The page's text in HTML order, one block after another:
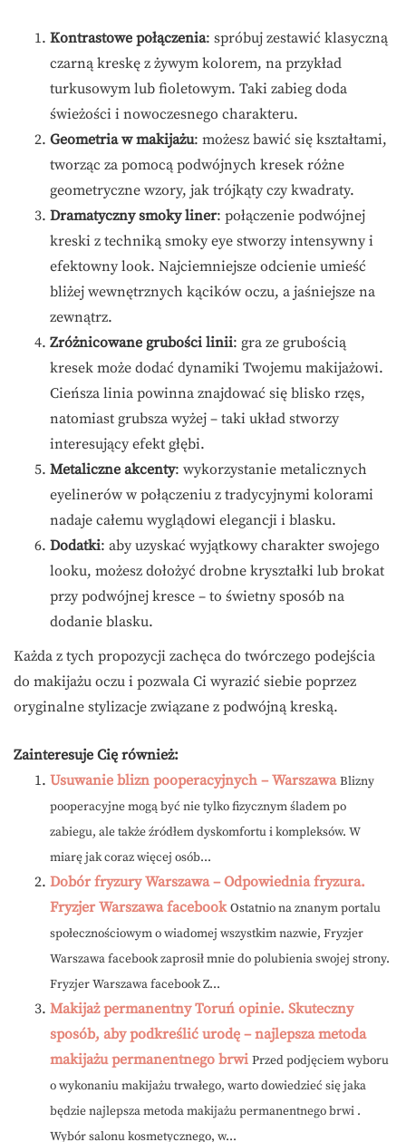
Kontrastowe połączenia: spróbuj zestawić klasyczną
czarną kreskę z żywym kolorem, na przykład
turkusowym lub fioletowym. Taki zabieg doda
świeżości i nowoczesnego charakteru.
Geometria w makijażu: możesz bawić się kształtami,
tworząc za pomocą podwójnych kresek różne
geometryczne wzory, jak trójkąty czy kwadraty.
Dramatyczny smoky liner: połączenie podwójnej
kreski z techniką smoky eye stworzy intensywny i
efektowny look. Najciemniejsze odcienie umieść
bliżej wewnętrznych kącików oczu, a jaśniejsze na
zewnątrz.
Zróżnicowane grubości linii: gra ze grubością
kresek może dodać dynamiki Twojemu makijażowi.
Cieńsza linia powinna znajdować się blisko rzęs,
natomiast grubsza wyżej – taki układ stworzy
interesujący efekt głębi.
Metaliczne akcenty: wykorzystanie metalicznych
eyelinerów w połączeniu z tradycyjnymi kolorami
nadaje całemu wyglądowi elegancji i blasku.
Dodatki: aby uzyskać wyjątkowy charakter swojego
looku, możesz dołożyć drobne kryształki lub brokat
przy podwójnej kresce – to świetny sposób na
dodanie blasku.
Każda z tych propozycji zachęca do twórczego podejścia
do makijażu oczu i pozwala Ci wyrazić siebie poprzez
oryginalne stylizacje związane z podwójną kreską.
Zainteresuje Cię również:
Usuwanie blizn pooperacyjnych – Warszawa Blizny
pooperacyjne mogą być nie tylko fizycznym śladem po
zabiegu, ale także źródłem dyskomfortu i kompleksów. W
miarę jak coraz więcej osób...
Dobór fryzury Warszawa – Odpowiednia fryzura.
Fryzjer Warszawa facebook Ostatnio na znanym portalu
społecznościowym o wiadomej wszystkim nazwie, Fryzjer
Warszawa facebook zaprosił mnie do polubienia swojej strony.
Fryzjer Warszawa facebook Z...
Makijaż permanentny Toruń opinie. Skuteczny
sposób, aby podkreślić urodę – najlepsza metoda
makijażu permanentnego brwi Przed podjęciem wyboru
o wykonaniu makijażu trwałego, warto dowiedzieć się jaka
będzie najlepsza metoda makijażu permanentnego brwi .
Wybór salonu kosmetycznego, w...